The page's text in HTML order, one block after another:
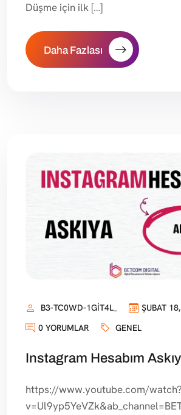
Düşme için ilk […]
Daha Fazlası
B3-TC0WD-1GIT4L_
ŞUBAT
0 YORUMLAR
GENEL
Instagram Hesabım
https://www.youtube.com/watch?